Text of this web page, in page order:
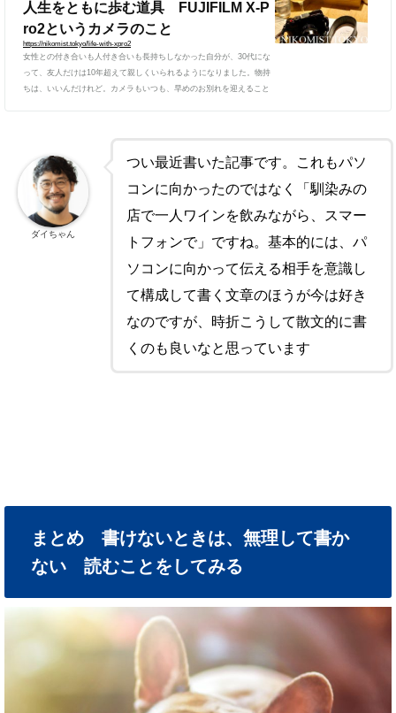
人生をともに歩む道具 FUJIFILM X-P
ro2というカメラのこと
https://nikomist.tokyo/life-with-xpro2
女性との付き合いも人付き合いも長持ちしなかった自分が、30代にな
って、友人だけは10年超えて親しくいられるようになりました。物持
ちは、いいんだけれど。カメラもいつも、早めのお別れを迎えること
新たな生命を得て光を見据えるファインダー。アイピースは割れて外
れ...
つい最近書いた記事です。これもパソ
コンに向かったのではなく「馴染みの
店で一人ワインを飲みながら、スマー
トフォンで」ですね。基本的には、パ
ソコンに向かって伝える相手を意識し
て構成して書く文章のほうが今は好き
なのですが、時折こうして散文的に書
くのも良いなと思っています
ダイちゃん
まとめ 書けないときは、無理して書か
ない 読むことをしてみる